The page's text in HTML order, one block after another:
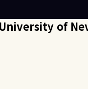
University of